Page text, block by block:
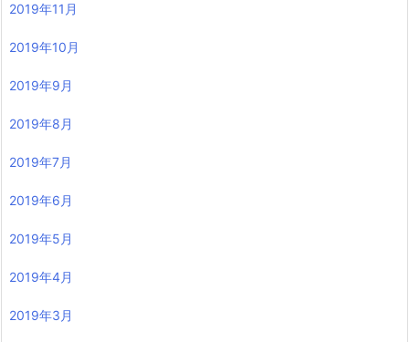
2019年11月
2019年10月
2019年9月
2019年8月
2019年7月
2019年6月
2019年5月
2019年4月
2019年3月